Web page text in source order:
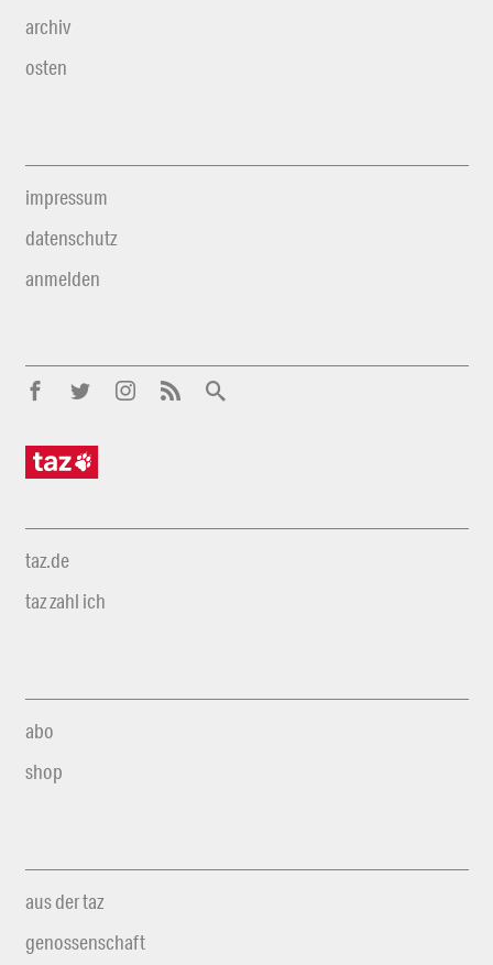
archiv
osten
impressum
datenschutz
anmelden
taz.de
taz zahl ich
abo
shop
aus der taz
genossenschaft